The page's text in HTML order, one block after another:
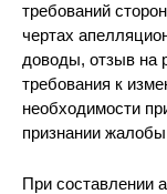
требований
чертах
доводы, отзыв на
требования к
необходимости
признании
При составлении